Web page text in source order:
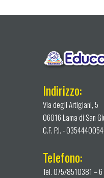
Indirizzo:
Via degli Artigiani, 5
06016 Lama di San
C.F. P.I. -
Telefono:
Tel. 075/8510381 –